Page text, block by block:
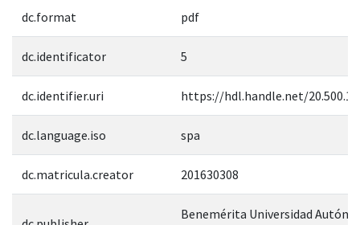
dc.format pdf
dc.identificator 5
dc.identifier.uri https://hdl.handle.net/
dc.language.iso spa
dc.matricula.creator 201630308
Benemérita Universidad